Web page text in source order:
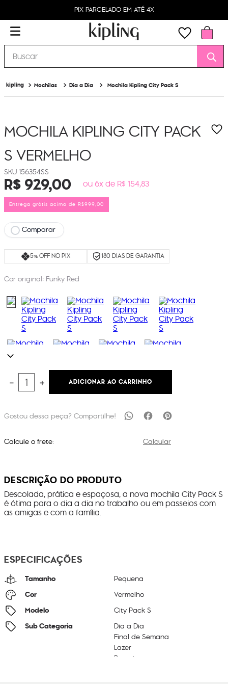
PIX PARCELADO EM ATÉ 4X
Buscar
Mochilas Dia a Dia Mochila Kipling City Pack S
MOCHILA KIPLING CITY PACK
SVERMELHO
156354SS
R$929,00 ou 6x de R$ 154,83
Entrega grátis acima de R$999,00
Comparar
5% OFF NO PIX 180 DIAS DE GARANTIA
Cor original: Funky Red
＋
－ ADICIONAR AO CARRINHO
Calcule o frete: Calcular
DESCRIÇÃO DO PRODUTO
Descolada, prática e espaçosa, a nova mochila City Pack S
é ótima para o dia a dia no trabalho ou em passeios com
as amigas e com a família.
ESPECIFICAÇÕES
Tamanho Pequena
Cor Vermelho
Modelo City Pack S
Sub Categoria
Dia a Dia
Final de Semana
Lazer
Passeio